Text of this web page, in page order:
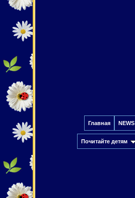
Главная NEWS
Почитайте детям